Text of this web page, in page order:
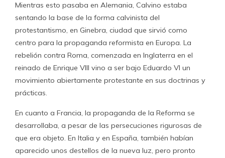
Mientras esto pasaba en Alemania, Calvino estaba
sentando la base de la forma calvinista del
protestantismo, en Ginebra, ciudad que sirvió como
centro para la propaganda reformista en Europa. La
rebelión contra Roma, comenzada en Inglaterra en el
reinado de Enrique VIII vino a ser bajo Eduardo VI un
movimiento abiertamente protestante en sus doctrinas y
prácticas.
En cuanto a Francia, la propaganda de la Reforma se
desarrollaba, a pesar de las persecuciones rigurosas de
que era objeto. En Italia y en España, también habían
aparecido unos destellos de la nueva luz, pero pronto